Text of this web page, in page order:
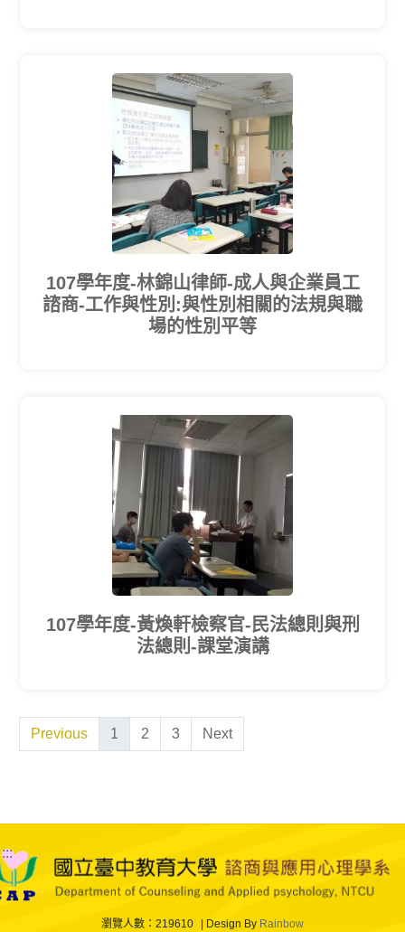
107學年度-林錦山律師-成人與企業員工
諮商-工作與性別:與性別相關的法規與職
場的性別平等
107學年度-黃煥軒檢察官-民法總則與刑
法總則-課堂演講
Previous 1 2 3 Next
:::
瀏覽人數：219610 Design By Rainbow